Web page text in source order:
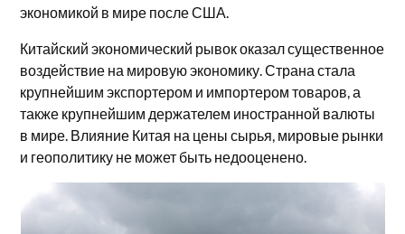
экономикой в мире после США.
Китайский экономический рывок оказал существенное
воздействие на мировую экономику. Страна стала
крупнейшим экспортером и импортером товаров, а
также крупнейшим держателем иностранной валюты
в мире. Влияние Китая на цены сырья, мировые рынки
и геополитику не может быть недооценено.